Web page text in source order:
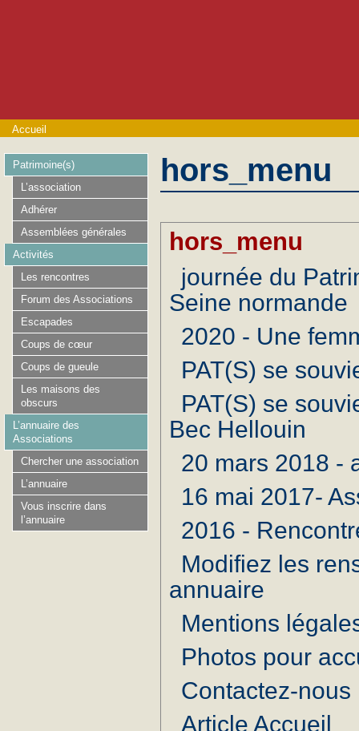
Accueil
hors_menu
hors_menu
journée du
Seine normande
2020 - Une
PAT(S) se
PAT(S) se
Bec Hellouin
20 mars 2018 -
16 mai 2017-
2016 -
Modifiez les
annuaire
Mentions
Photos pour
Contactez-nous
Article Accueil
Patrimoine(s)
L’association
Adhérer
Assemblées générales
Activités
Les rencontres
Forum des Associations
Escapades
Coups de cœur
Coups de gueule
Les maisons des
obscurs
L’annuaire des
Associations
Chercher une association
L’annuaire
Vous inscrire dans
l’annuaire